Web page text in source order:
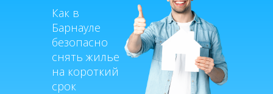
Как в
Барнауле
безопасно
снять жилье
на короткий
срок